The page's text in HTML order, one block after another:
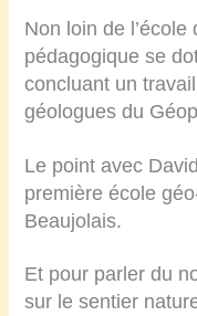
Non loin de
pédagogique se
concluant un
géologues du
Le point avec
première école
Beaujolais.
Et pour parler du
sur le sentier